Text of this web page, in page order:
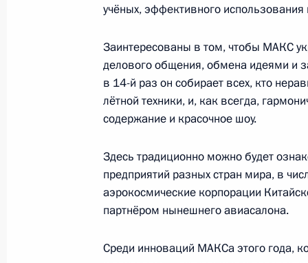
Определён порядок
для производства средств,
и ветеринарии
Встреча с врио главы
Артамоновым
1 июля 2019 года, 14:05
учёных, эффективного
Заинтересованы в том, чтобы МАКС
делового общения, обмена идеями и
в 14-й раз он собирает всех, кто
лётной техники, и, как всегда,
содержание и красочное шоу.
Здесь традиционно можно будет
предприятий разных стран мира, в
аэрокосмические корпорации
партнёром нынешнего авиасалона.
Среди инноваций МАКСа этого года,